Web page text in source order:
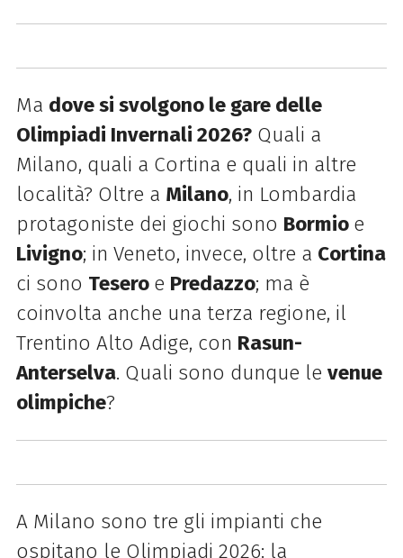
Ma dove si svolgono le gare delle
Olimpiadi Invernali 2026?Quali a
Milano, quali a Cortina e quali in altre
località? Oltre a Milano, in Lombardia
protagoniste dei giochi sono Bormio e
Livigno; in Veneto, invece, oltre a Cortina
ci sono Tesero e Predazzo; ma è
coinvolta anche una terza regione, il
Trentino Alto Adige, con Rasun-
Anterselva. Quali sono dunque le venue
olimpiche?
A Milano sono tre gli impianti che
ospitano le Olimpiadi 2026: la